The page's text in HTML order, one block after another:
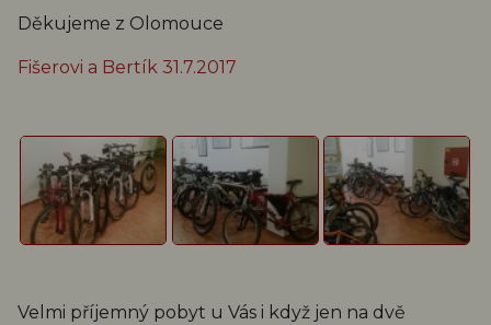
Děkujeme z Olomouce
Fišerovi a Bertík 31.7.2017
Velmi příjemný pobyt u Vás i když jen na dvě